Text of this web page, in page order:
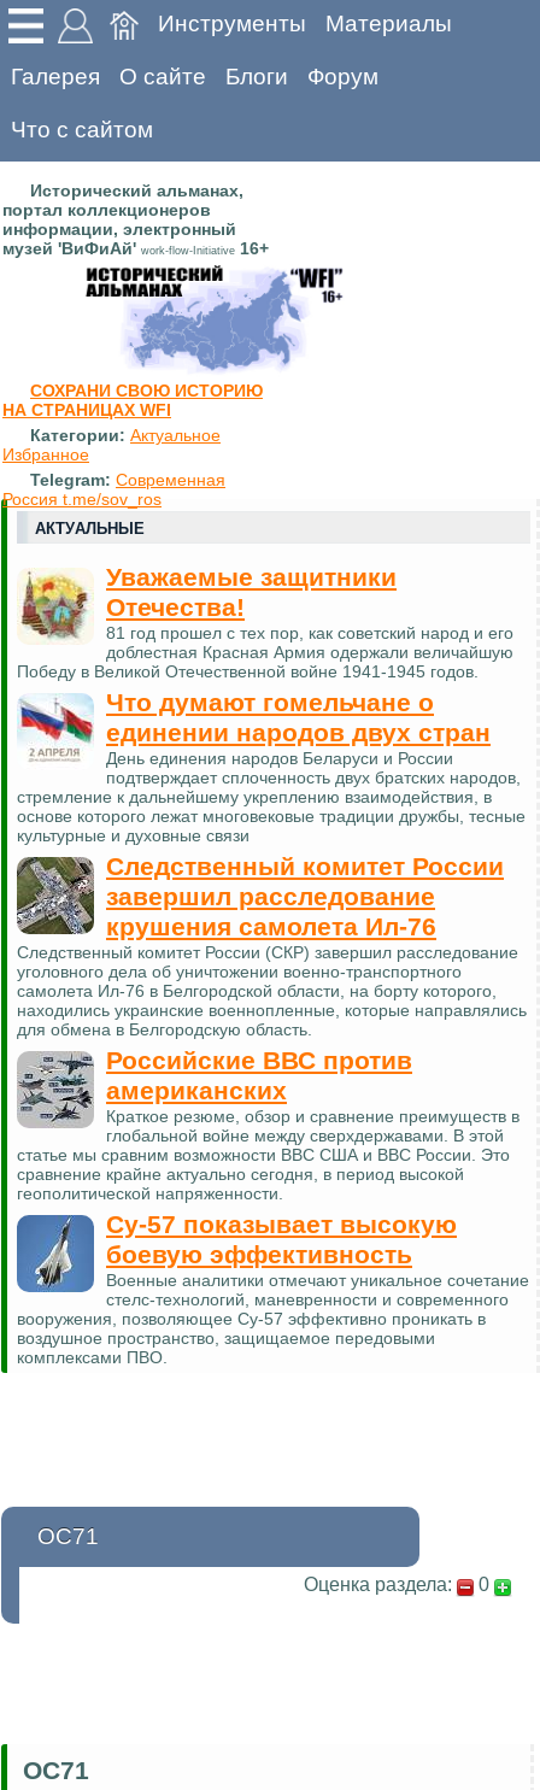
Инструменты Материалы
Галерея О сайте Блоги Форум
Что с сайтом
Исторический альманах,
портал коллекционеров
информации, электронный
музей 'ВиФиАй' work-flow-Initiative 16+
СОХРАНИ СВОЮ ИСТОРИЮ
НА СТРАНИЦАХ WFI
Категории: Актуальное
Избранное
Telegram: Современная
Россия t.me/sov_ros
АКТУАЛЬНЫЕ
Уважаемые защитники
Отечества!
81 год прошел с тех пор, как советский народ и его
доблестная Красная Армия одержали величайшую
Победу в Великой Отечественной войне 1941-1945 годов.
Что думают гомельчане о
единении народов двух стран
День единения народов Беларуси и России
подтверждает сплоченность двух братских народов,
стремление к дальнейшему укреплению взаимодействия, в
основе которого лежат многовековые традиции дружбы, тесные
культурные и духовные связи
Следственный комитет России
завершил расследование
крушения самолета Ил-76
Следственный комитет России (СКР) завершил расследование
уголовного дела об уничтожении военно-транспортного
самолета Ил-76 в Белгородской области, на борту которого,
находились украинские военнопленные, которые направлялись
для обмена в Белгородскую область.
Российские ВВС против
американских
Краткое резюме, обзор и сравнение преимуществ в
глобальной войне между сверхдержавами. В этой
статье мы сравним возможности ВВС США и ВВС России. Это
сравнение крайне актуально сегодня, в период высокой
геополитической напряженности.
Су-57 показывает высокую
боевую эффективность
Военные аналитики отмечают уникальное сочетание
стелс-технологий, маневренности и современного
вооружения, позволяющее Су-57 эффективно проникать в
воздушное пространство, защищаемое передовыми
комплексами ПВО.
OC71
Оценка раздела: 0
OC71